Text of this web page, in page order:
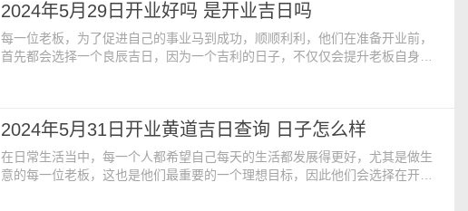
2024年5月29日开业好吗 是开业吉日吗
每一位老板，为了促进自己的事业马到成功，顺顺利利，他们在准备开业前，
首先都会选择一个良辰吉日，因为一个吉利的日子，不仅仅会提升老板自身的
守日 天医【凶神】：地囊 触水龙 八专 阴道冲阳 单阴 击
2024年5月31日开业黄道吉日查询 日子怎么样
在日常生活当中，每一个人都希望自己每天的生活都发展得更好，尤其是做生
意的每一位老板，这也是他们最重要的一个理想目标，因此他们会选择在开业